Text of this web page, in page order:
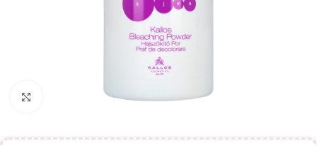
Zobraziť väčší obrázok